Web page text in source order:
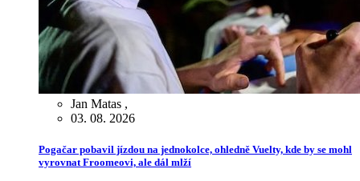
Jan Matas ,
03. 08. 2026
Pogačar pobavil jízdou na jednokolce, ohledně Vuelty, kde by se mohl
vyrovnat Froomeovi, ale dál mlží